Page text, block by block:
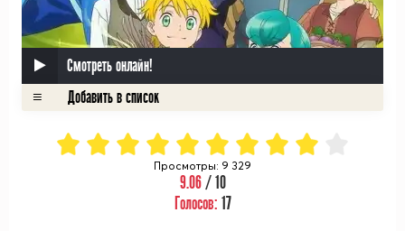
Смотреть онлайн!
Просмотры: 9 329
9.06/ 10
Голосов: 17